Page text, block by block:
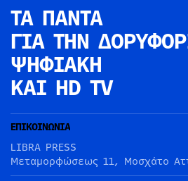
ΤΑ ΠΑΝΤΑ
ΓΙΑ ΤΗΝ
ΨΗΦΙΑΚΗ
ΚΑΙ HD TV
ΕΠΙΚΟΙΝΩΝΙΑ
LIBRA PRESS
Μεταμορφώσεως 11, Μοσχάτο